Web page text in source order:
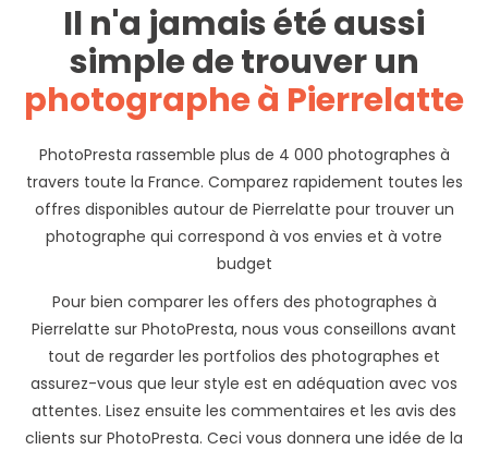
Il n'a jamais été aussi
simple de trouver un
photographe à Pierrelatte
PhotoPresta rassemble plus de 4 000 photographes à
travers toute la France. Comparez rapidement toutes les
offres disponibles autour de Pierrelatte pour trouver un
photographe qui correspond à vos envies et à votre
budget
Pour bien comparer les offers des photographes à
Pierrelatte sur PhotoPresta, nous vous conseillons avant
tout de regarder les portfolios des photographes et
assurez-vous que leur style est en adéquation avec vos
attentes. Lisez ensuite les commentaires et les avis des
clients sur PhotoPresta. Ceci vous donnera une idée de la